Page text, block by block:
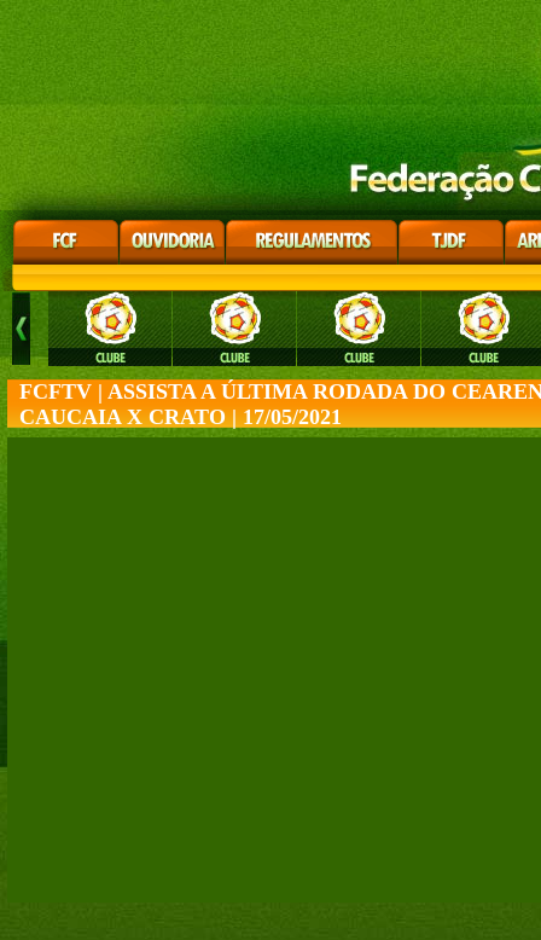
FCFTV | ASSISTA A ÚLTIMA RODADA DO
CAUCAIA X CRATO | 17/05/2021